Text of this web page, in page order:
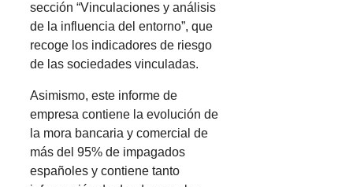
sección “Vinculaciones y análisis
de la influencia del entorno”, que
recoge los indicadores de riesgo
de las sociedades vinculadas.
Asimismo, este informe de
empresa contiene la evolución de
la mora bancaria y comercial de
más del 95% de impagados
españoles y contiene tanto